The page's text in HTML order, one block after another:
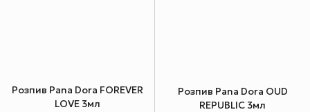
Розпив Pana Dora FOREVER
LOVE 3мл
Розпив Pana Dora OUD
REPUBLIC 3мл